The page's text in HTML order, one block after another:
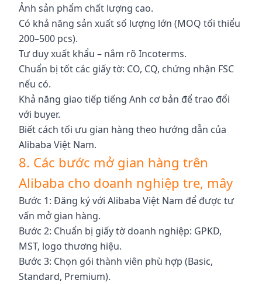
Ảnh sản phẩm chất lượng cao.
Có khả năng sản xuất số lượng lớn (MOQ tối thiểu
200–500 pcs).
Tư duy xuất khẩu – nắm rõ Incoterms.
Chuẩn bị tốt các giấy tờ: CO, CQ, chứng nhận FSC
nếu có.
Khả năng giao tiếp tiếng Anh cơ bản để trao đổi
với buyer.
Biết cách tối ưu gian hàng theo hướng dẫn của
Alibaba Việt Nam.
8. Các bước mở gian hàng trên
Alibaba cho doanh nghiệp tre, mây
Bước 1: Đăng ký với Alibaba Việt Nam để được tư
vấn mở gian hàng.
Bước 2: Chuẩn bị giấy tờ doanh nghiệp: GPKD,
MST, logo thương hiệu.
Bước 3: Chọn gói thành viên phù hợp (Basic,
Standard, Premium).